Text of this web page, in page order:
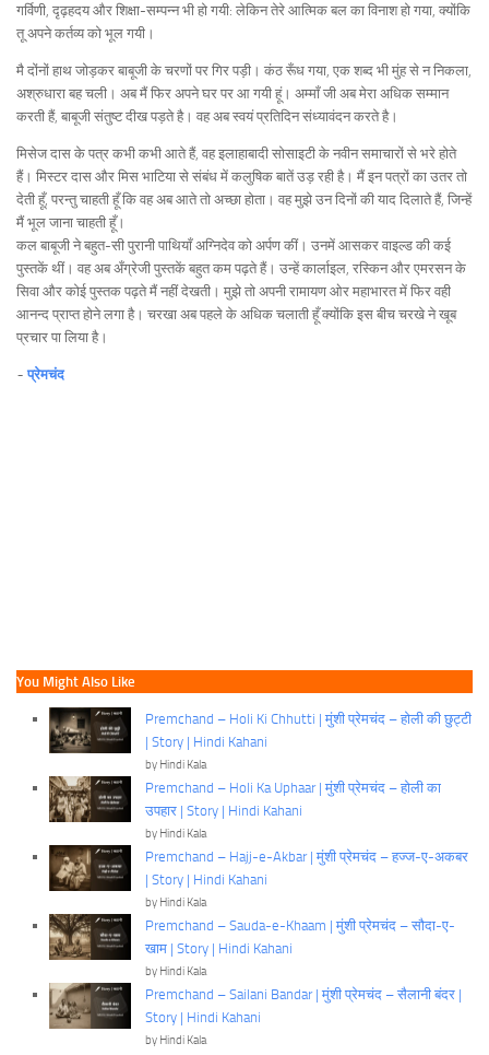
गर्विणी, दृढ़हदय और शिक्षा-सम्पन्न भी हो गयी: लेकिन तेरे आत्मिक बल का विनाश हो गया, क्योंकि
तू अपने कर्तव्य को भूल गयी।
मै दोंनों हाथ जोड़कर बाबूजी के चरणों पर गिर पड़ी। कंठ रूँध गया, एक शब्द भी मुंह से न निकला,
अश्रुधारा बह चली। अब मैं फिर अपने घर पर आ गयी हूं। अम्माँ जी अब मेरा अधिक सम्मान
करती हैं, बाबूजी संतुष्ट दीख पड़ते है। वह अब स्वयं प्रतिदिन संध्यावंदन करते है।
मिसेज दास के पत्र कभी कभी आते हैं, वह इलाहाबादी सोसाइटी के नवीन समाचारों से भरे होते
हैं। मिस्टर दास और मिस भाटिया से संबंध में कलुषिक बातें उड़ रही है। मैं इन पत्रों का उतर तो
देती हूँ, परन्तु चाहती हूँ कि वह अब आते तो अच्छा होता। वह मुझे उन दिनों की याद दिलाते हैं, जिन्हें
मैं भूल जाना चाहती हूँ।
कल बाबूजी ने बहुत-सी पुरानी पाथियाँ अग्निदेव को अर्पण कीं। उनमें आसकर वाइल्ड की कई
पुस्तकें थीं। वह अब अँग्रेजी पुस्तकें बहुत कम पढ़ते हैं। उन्हें कार्लाइल, रस्किन और एमरसन के
सिवा और कोई पुस्तक पढ़ते मैं नहीं देखती। मुझे तो अपनी रामायण ओर महाभारत में फिर वही
आनन्द प्राप्त होने लगा है। चरखा अब पहले के अधिक चलाती हूँ क्योंकि इस बीच चरखे ने खूब
प्रचार पा लिया है।
~ प्रेमचंद
You Might Also Like
Premchand – Holi Ki Chhutti | मुंशी प्रेमचंद – होली की छुट्टी
| Story | Hindi Kahani
by Hindi Kala
Premchand – Holi Ka Uphaar | मुंशी प्रेमचंद – होली का
उपहार | Story | Hindi Kahani
by Hindi Kala
Premchand – Hajj-e-Akbar | मुंशी प्रेमचंद – हज्ज-ए-अकबर
| Story | Hindi Kahani
by Hindi Kala
Premchand – Sauda-e-Khaam | मुंशी प्रेमचंद – सौदा-ए-
खाम | Story | Hindi Kahani
by Hindi Kala
Premchand – Sailani Bandar | मुंशी प्रेमचंद – सैलानी बंदर |
Story | Hindi Kahani
by Hindi Kala